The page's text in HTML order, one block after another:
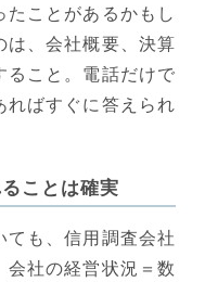
たことがあるかもし
は、会社概要、決算
ること。電話だけで
ればすぐに答えられ
ことは確実
ても、信用調査会社
会社の経営状況＝数